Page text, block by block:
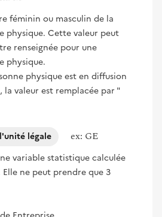
féminin ou masculin de la
physique. Cette valeur peut
renseignée pour une
physique.
physique est en diffusion
la valeur est remplacée par "
légale ex: GE
variable statistique calculée
Elle ne peut prendre que 3